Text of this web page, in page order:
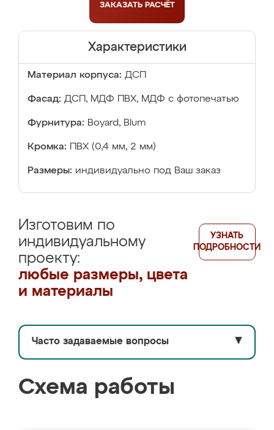
ЗАКАЗАТЬ РАСЧЁТ
Характеристики
Материал корпуса: ДСП
Фасад: ДСП, МДФ ПВХ, МДФ с фотопечатью
Фурнитура: Boyard, Blum
Кромка: ПВХ (0,4 мм, 2 мм)
Размеры: индивидуально под Ваш заказ
Изготовим по
индивидуальному
проекту:
любые размеры, цвета
и материалы
УЗНАТЬ
ПОДРОБНОСТИ
Часто задаваемые вопросы ▼
Схема работы